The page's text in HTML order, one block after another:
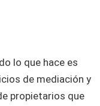
lo que hace es
de mediación y
propietarios que